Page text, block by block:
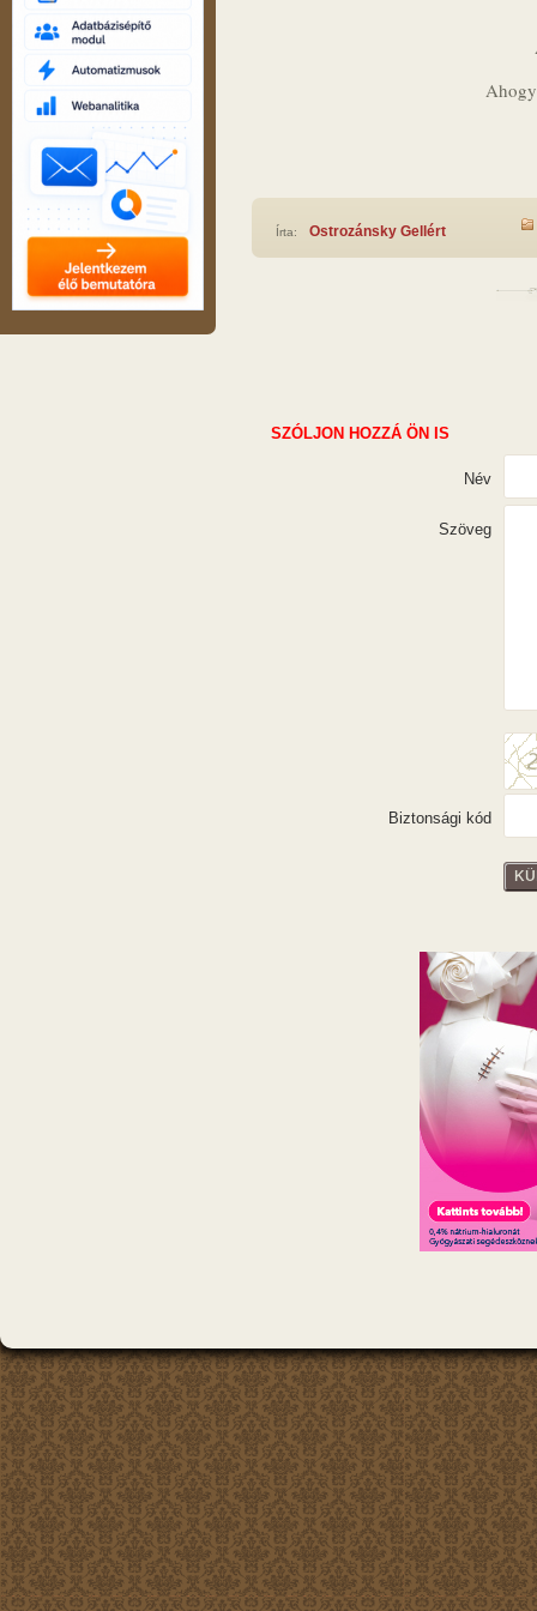
Írta: Ostrozánsky Gellért
SZÓLJON HOZZÁ ÖN IS
Név
Szöveg
Biztonsági kód